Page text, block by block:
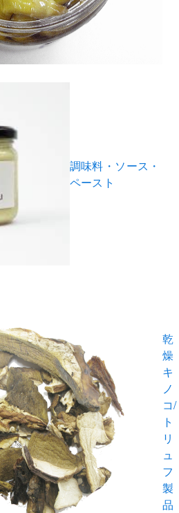
調味料・ソース・
ペースト
乾
燥
キ
ノ
コ/
ト
リ
ュ
フ
製
品